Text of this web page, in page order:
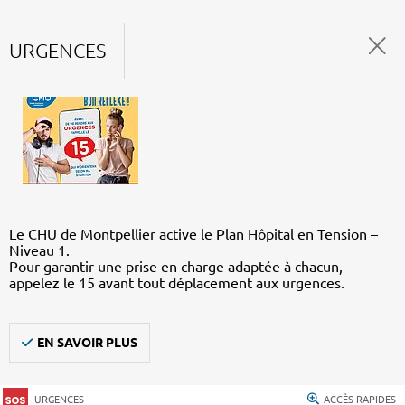
URGENCES
Le CHU de Montpellier active le Plan Hôpital en Tension –
Niveau 1.
Pour garantir une prise en charge adaptée à chacun,
appelez le 15 avant tout déplacement aux urgences.
EN SAVOIR PLUS
URGENCES ACCÈS RAPIDES